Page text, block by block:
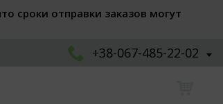
сроки отправки заказов могут
+38-067-485-22-02